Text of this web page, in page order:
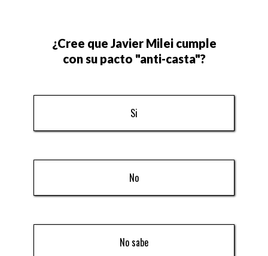
¿Cree que Javier Milei cumple
con su pacto "anti-casta"?
Si
No
No sabe